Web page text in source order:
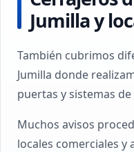
Jumilla y
También cubrimos
Jumilla donde
puertas y sistemas
Muchos avisos
locales comerciales y